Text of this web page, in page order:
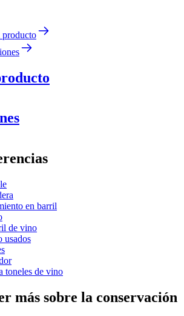
producto
WOB-HM30-heavy ristning (
cm)
en barril
de vino
usados
toneles de vino
más sobre la conservación